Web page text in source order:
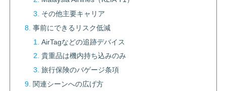
その他主要キャリア
事前にできるリスク低減
AirTagなどの追跡デバイス
貴重品は機内持ち込みのみ
旅行保険のバゲージ条項
関連シーンへの広げ方